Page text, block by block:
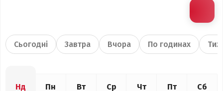
Сьогодні Завтра Вчора По годинах
Нд Пн Вт Ср Чт Пт Сб